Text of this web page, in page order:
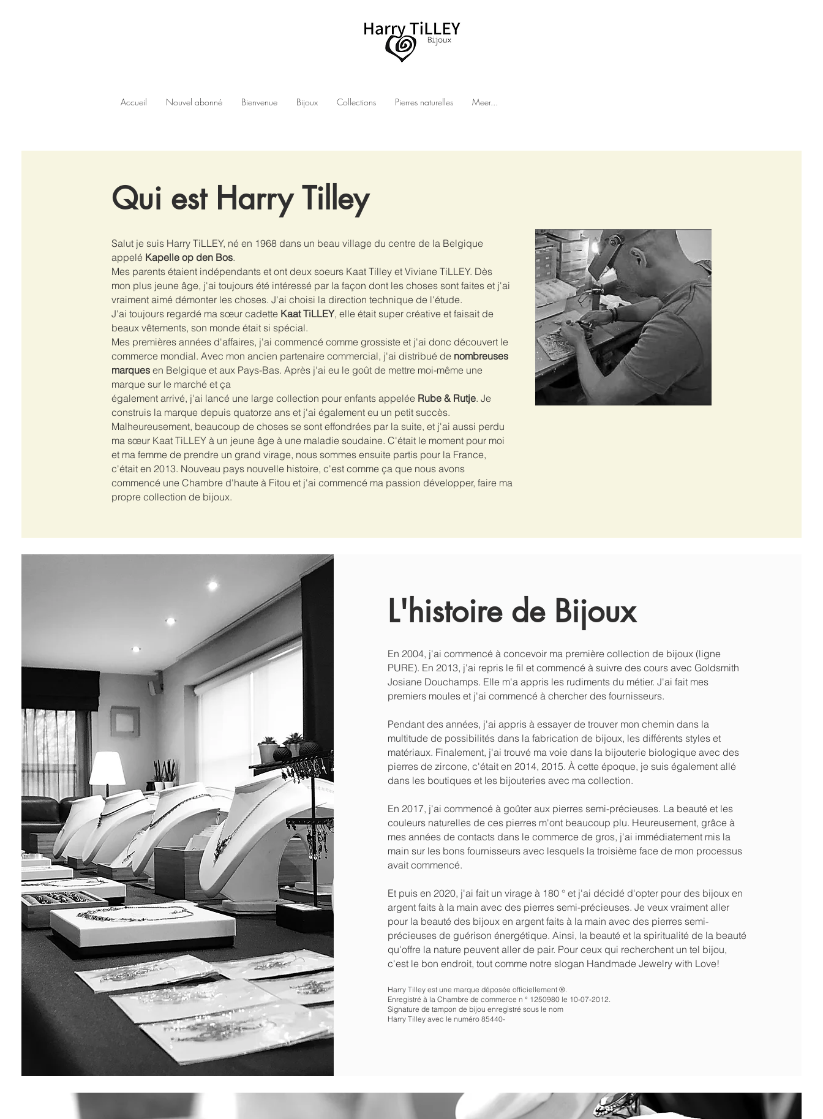
Accueil Nouvel abonné Bienvenue Bijoux Collections Pierres naturelles Meer...
Qui est Harry Tilley
Salut je suis Harry TiLLEY, né en 1968 dans un beau village du centre de la Belgique
appelé Kapelle op den Bos.
Mes parents étaient indépendants et ont deux soeurs Kaat Tilley et Viviane TiLLEY. Dès
mon plus jeune âge, j'ai toujours été intéressé par la façon dont les choses sont faites et j'ai
vraiment aimé démonter les choses. J'ai choisi la direction technique de l'étude.
J'ai toujours regardé ma sœur cadette Kaat TiLLEY, elle était super créative et faisait de
beaux vêtements, son monde était si spécial.
Mes premières années d'affaires, j'ai commencé comme grossiste et j'ai donc découvert le
commerce mondial. Avec mon ancien partenaire commercial, j'ai distribué de nombreuses
marques en Belgique et aux Pays-Bas. Après j'ai eu le goût de mettre moi-même une
marque sur le marché et ça
également arrivé, j'ai lancé une large collection pour enfants appelée Rube & Rutje. Je
construis la marque depuis quatorze ans et j'ai également eu un petit succès.
Malheureusement, beaucoup de choses se sont effondrées par la suite, et j'ai aussi perdu
ma sœur Kaat TiLLEY à un jeune âge à une maladie soudaine. C'était le moment pour moi
et ma femme de prendre un grand virage, nous sommes ensuite partis pour la France,
c'était en 2013. Nouveau pays nouvelle histoire, c'est comme ça que nous avons
commencé une Chambre d'haute à Fitou et j'ai commencé ma passion développer, faire ma
propre collection de bijoux.
L'histoire de Bijoux
En 2004, j'ai commencé à concevoir ma première collection de bijoux (ligne
PURE). En 2013, j'ai repris le fil et commencé à suivre des cours avec Goldsmith
Josiane Douchamps. Elle m'a appris les rudiments du métier. J'ai fait mes
premiers moules et j'ai commencé à chercher des fournisseurs.
Pendant des années, j'ai appris à essayer de trouver mon chemin dans la
multitude de possibilités dans la fabrication de bijoux, les différents styles et
matériaux. Finalement, j'ai trouvé ma voie dans la bijouterie biologique avec des
pierres de zircone, c'était en 2014, 2015. À cette époque, je suis également allé
dans les boutiques et les bijouteries avec ma collection.
En 2017, j'ai commencé à goûter aux pierres semi-précieuses. La beauté et les
couleurs naturelles de ces pierres m'ont beaucoup plu. Heureusement, grâce à
mes années de contacts dans le commerce de gros, j'ai immédiatement mis la
main sur les bons fournisseurs avec lesquels la troisième face de mon processus
avait commencé.
Et puis en 2020, j'ai fait un virage à 180 ° et j'ai décidé d'opter pour des bijoux en
argent faits à la main avec des pierres semi-précieuses. Je veux vraiment aller
pour la beauté des bijoux en argent faits à la main avec des pierres semi-
précieuses de guérison énergétique. Ainsi, la beauté et la spiritualité de la beauté
qu'offre la nature peuvent aller de pair. Pour ceux qui recherchent un tel bijou,
c'est le bon endroit, tout comme notre slogan Handmade Jewelry with Love!
Harry Tilley est une marque déposée officiellement ®.
Enregistré à la Chambre de commerce n ° 1250980 le 10-07-2012.
Signature de tampon de bijou enregistré sous le nom
Harry Tilley avec le numéro 85440-